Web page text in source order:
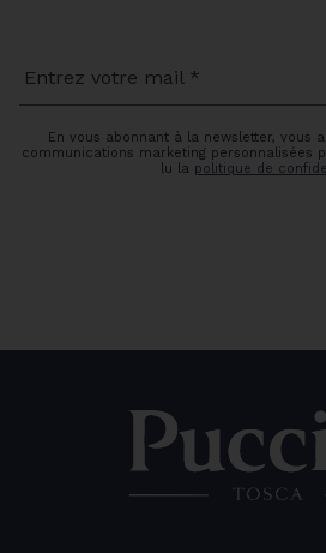
Entrez votre mail *
En vous abonnant à la newsletter, vous
communications marketing personnalisées
lu la politique de